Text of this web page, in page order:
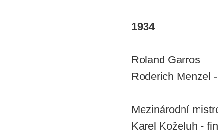
1934
Roland Garros
Roderich Menzel
Mezinárodní
Karel Koželuh -